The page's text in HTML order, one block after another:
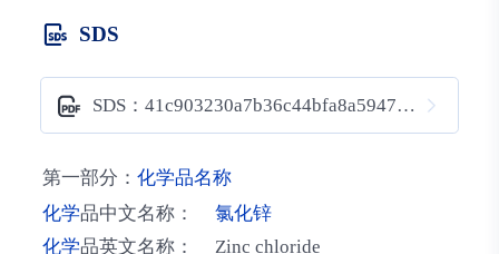
SDS
SDS：41c903230a7b36c44bfa8a5947e5b9d6
第一部分： 化学品名称
化学品中文名称：
氯化锌
化学品英文名称： Zinc chloride